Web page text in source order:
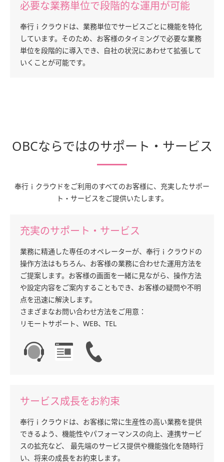
必要な業務単位で段階的な運用が可能
奉行ｉクラウドは、業務単位でサービスごとに機能を特化
しています。そのため、お客様のタイミングで必要な業務
単位を段階的に導入でき、自社の状況にあわせて拡張して
いくことが可能です。
OBCならではのサポート・サービス
奉行ｉクラウドをご利用のすべてのお客様に、充実したサポー
ト・サービスをご提供いたします。
充実のサポート・サービス
業務に精通した専任のオペレーターが、奉行ｉクラウドの
操作方法はもちろん、お客様の業務に合わせた運用方法を
ご提案します。お客様の画面を一緒に見ながら、操作方法
や設定内容をご案内することもでき、お客様の疑問や不明
点を迅速に解決します。
さまざまなお問い合わせ方法をご用意：
リモートサポート、WEB、TEL
サービス成長をお約束
奉行ｉクラウドは、お客様に常に生産性の高い業務を提供
できるよう、機能性やパフォーマンスの向上、連携サービ
スの拡充など、 最先端のサービス提供や機能強化を随時行
い、将来の成長をお約束します。